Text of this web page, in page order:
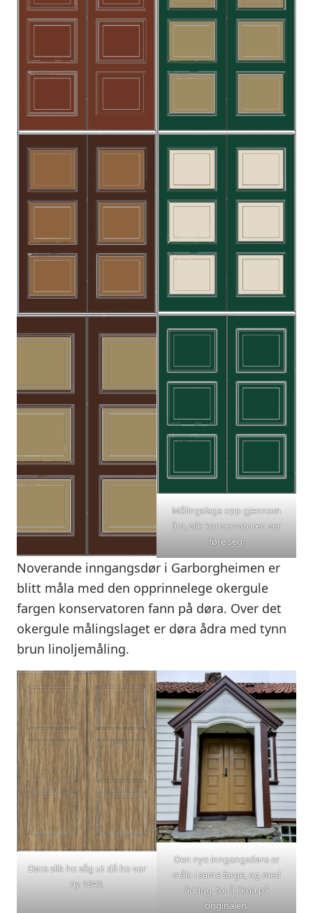
Målingslaga opp gjennom
åra, slik konservatoren ser
føre seg.
Noverande inngangsdør i Garborgheimen er
blitt måla med den opprinnelege okergule
fargen konservatoren fann på døra. Over det
okergule målingslaget er døra ådra med tynn
brun linoljemåling.
Døra slik ho såg ut då ho var
ny 1848.
Den nye inngangsdøra er
måla i same farge, og med
ådring, for å likna på
originalen.